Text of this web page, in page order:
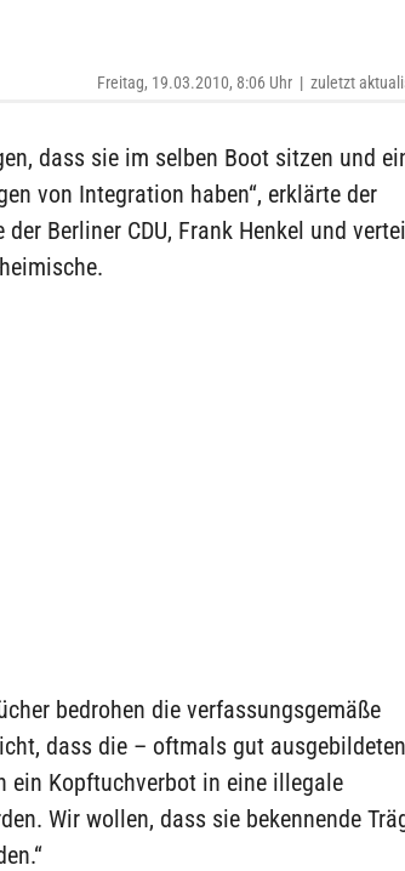
Freitag, 19.03.2010, 8:06 Uhr | zuletzt
dass sie im selben Boot sitzen und
von Integration haben“, erklärte der
Berliner CDU, Frank Henkel und
bedrohen die verfassungsgemäße
dass die – oftmals gut
ein Kopftuchverbot in eine illegale
Wir wollen, dass sie bekennende